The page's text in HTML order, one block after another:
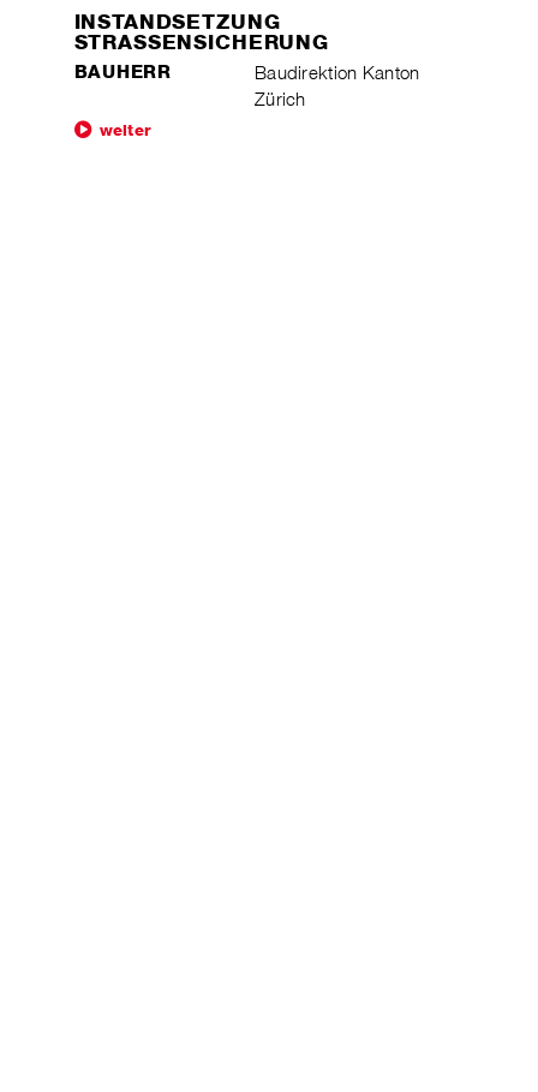
INSTANDSETZUNG
STRASSENSICHERUNG
BAUHERR
Baudirektion Kanton
Zürich
weiter